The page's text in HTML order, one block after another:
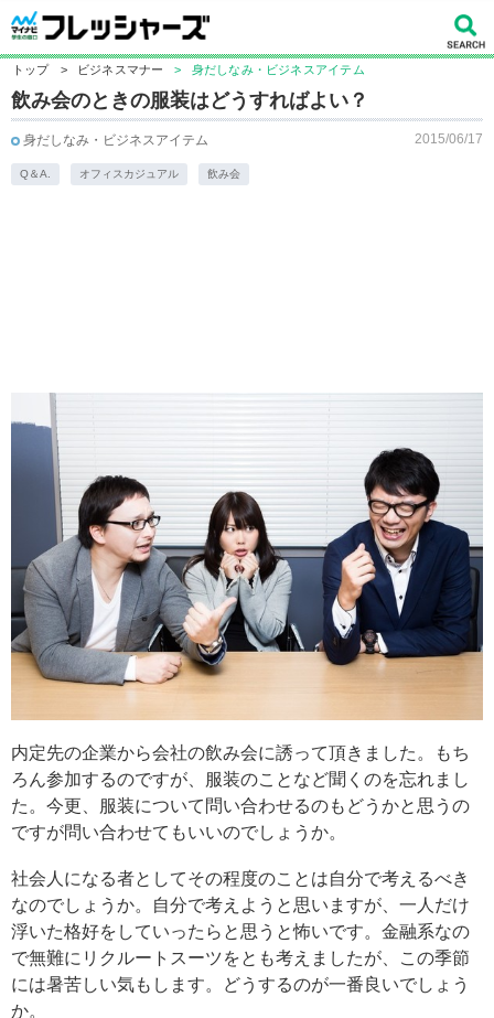
トップ > ビジネスマナー > 身だしなみ・ビジネスアイテム
飲み会のときの服装はどうすればよい？
身だしなみ・ビジネスアイテム 2015/06/17
Q＆A. オフィスカジュアル 飲み会
内定先の企業から会社の飲み会に誘って頂きました。もち
ろん参加するのですが、服装のことなど聞くのを忘れまし
た。今更、服装について問い合わせるのもどうかと思うの
ですが問い合わせてもいいのでしょうか。
社会人になる者としてその程度のことは自分で考えるべき
なのでしょうか。自分で考えようと思いますが、一人だけ
浮いた格好をしていったらと思うと怖いです。金融系なの
で無難にリクルートスーツをとも考えましたが、この季節
には暑苦しい気もします。どうするのが一番良いでしょう
か。